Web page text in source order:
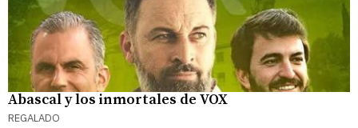
Abascal y los inmortales de VOX
REGALADO